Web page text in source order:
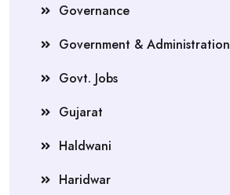
Governance
Government & Administration
Govt. Jobs
Gujarat
Haldwani
Haridwar